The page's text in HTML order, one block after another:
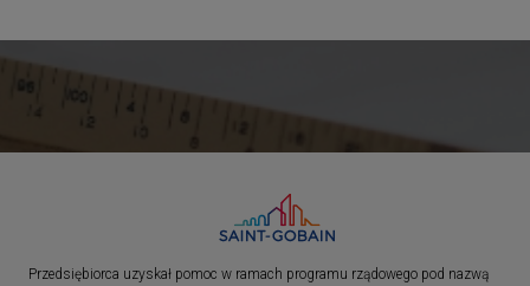
Przedsiębiorca uzyskał pomoc w ramach programu rządowego pod nazwą